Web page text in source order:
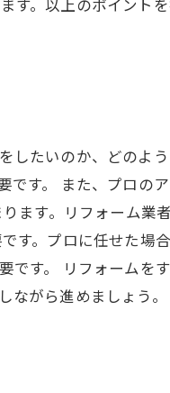
したいのか、どのよ
す。 また、プロの
ます。リフォーム
す。プロに任せた場
す。 リフォームを
がら進めましょう。